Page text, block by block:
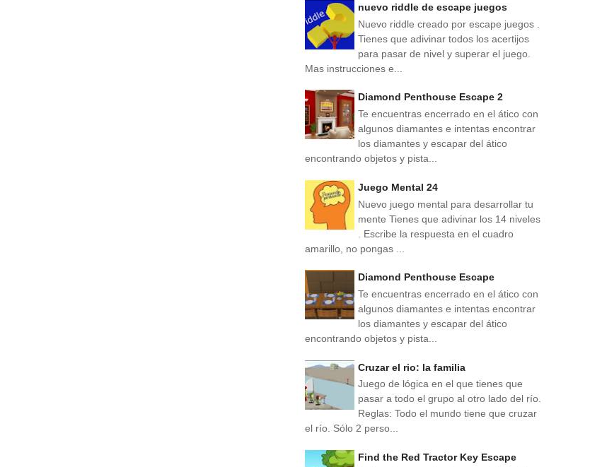
nuevo riddle de escape juegos
Nuevo riddle creado por escape juegos .
Tienes que adivinar todos los acertijos
para pasar de nivel y superar el juego.
Mas instrucciones e...
Diamond Penthouse Escape 2
Te encuentras encerrado en el ático con
algunos diamantes e intentas encontrar
los diamantes y escapar del ático
encontrando objetos y pista...
Juego Mental 24
Nuevo juego mental para desarrollar tu
mente Tienes que adivinar los 14 niveles
. Escribe la respuesta en el cuadro
amarillo, no pongas ...
Diamond Penthouse Escape
Te encuentras encerrado en el ático con
algunos diamantes e intentas encontrar
los diamantes y escapar del ático
encontrando objetos y pista...
Cruzar el rio: la familia
Juego de lógica en el que tienes que
pasar a todo el grupo al otro lado del río.
Reglas: Todo el mundo tiene que cruzar
el río. Sólo 2 perso...
Find the Red Tractor Key Escape